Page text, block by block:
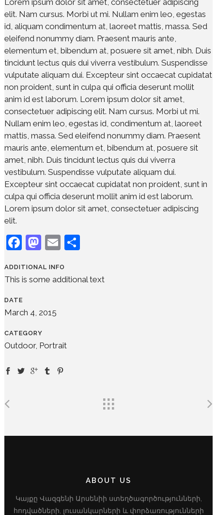
elit. Nam cursus. Morbi ut mi. Nullam enim leo, egestas
id, aliquam condimentum at, laoreet mattis, massa. Sed
eleifend nonummy diam. Praesent mauris ante,
elementum et, bibendum at, posuere sit amet, nibh. Duis
tincidunt lectus quis dui viverra vestibulum. Suspendisse
vulputate aliquam dui. Excepteur sint occaecat cupidatat
non proident, sunt in culpa qui officia deserunt mollit
anim id est laborum. Lorem ipsum dolor sit amet,
consectetuer adipiscing elit. Nam cursus. Morbi ut mi.
Nullam enim leo, egestas id, condimentum at, laoreet
mattis, massa. Sed eleifend nonummy diam. Praesent
mauris ante, elementum et, bibendum at, posuere sit
amet, nibh. Duis tincidunt lectus quis dui viverra
vestibulum. Suspendisse vulputate aliquam dui.
Excepteur sint occaecat cupidatat non proident, sunt in
culpa qui officia deserunt mollit anim id est laborum.
Lorem ipsum dolor sit amet, consectetuer adipiscing
elit.
Facebook
Mastodon
EmailShare
ADDITIONAL INFO
This is some additional text
DATE
March 4, 2015
CATEGORY
Outdoor, Portrait
ABOUT US
Կայքը Վազգենի Արսենիի ստեղծագործությունների,
հոդվածների, լուսանկարների և փորձառությունների